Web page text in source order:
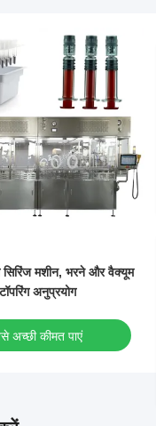
सिरिंज भरने की मशीन जेल
एसिड सिरिंज भरने की मशीन
अच्छी कीमत पाएं